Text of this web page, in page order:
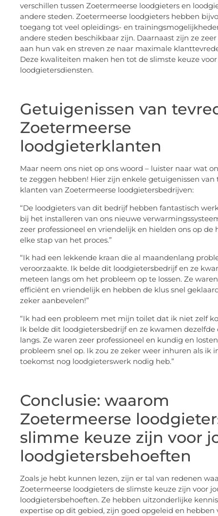
verschillen tussen Zoetermeerse loodgieters en
andere steden. Zoetermeerse loodgieters hebben
toegang tot veel opleidings- en
andere steden beschikbaar zijn. Daarnaast zijn ze
aan hun vak en streven ze naar maximale
Deze kwaliteiten maken hen tot de slimste keuze voor
loodgietersdiensten.
Getuigenissen van
Zoetermeerse
loodgieterklanten
Maar neem ons niet op ons woord – luister naar wat
te zeggen hebben! Hier zijn enkele getuigenissen van
klanten van Zoetermeerse loodgietersbedrijven:
“De loodgieters van dit bedrijf hebben fantastisch
bij het installeren van ons nieuwe
zeer professioneel en vriendelijk en hielden ons op de
elke stap van het proces.”
“Ik had een lekkende kraan die al maandenlang
veroorzaakte. Ik belde dit loodgietersbedrijf en ze
meteen langs om het probleem op te lossen. Ze
efficiënt en vriendelijk en hebben de klus snel
zeker aanbevelen!”
“Ik had een probleem met mijn toilet dat ik niet zelf
Ik belde dit loodgietersbedrijf en ze kwamen dezelfde
langs. Ze waren zeer professioneel en kundig en
probleem snel op. Ik zou ze zeker weer inhuren als ik
toekomst nog loodgieterswerk nodig heb.”
Conclusie: waarom
Zoetermeerse
slimme keuze zijn voor
loodgietersbehoeften
Zoals je hebt kunnen lezen, zijn er tal van redenen
Zoetermeerse loodgieters de slimste keuze zijn voor
loodgietersbehoeften. Ze hebben uitzonderlijke
expertise op dit gebied, zijn goed opgeleid en hebben